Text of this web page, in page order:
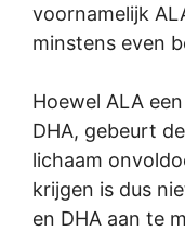
voornamelijk
minstens even
Hoewel ALA
DHA, gebeurt
lichaam
krijgen is dus
en DHA aan te